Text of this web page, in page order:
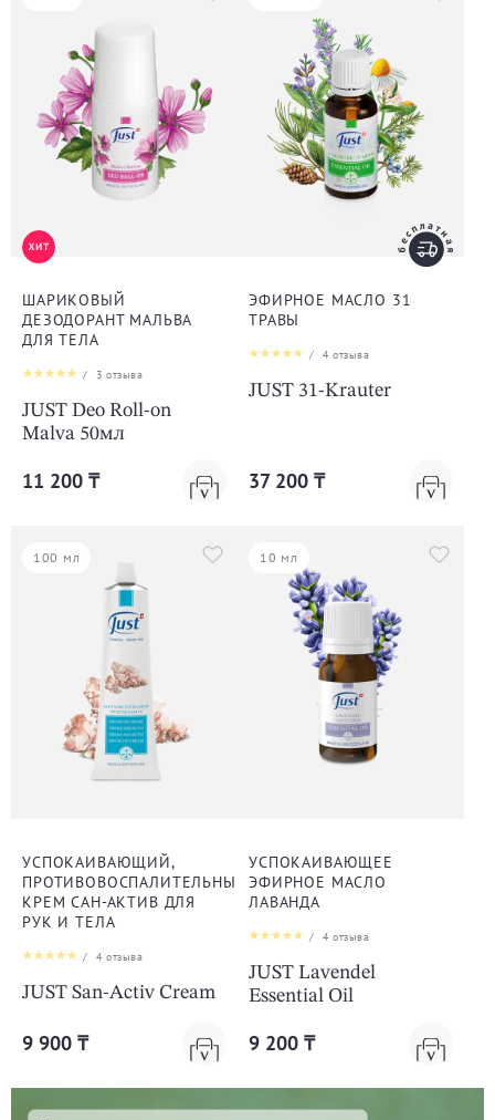
ШАРИКОВЫЙ
ДЕЗОДОРАНТ МАЛЬВА
ДЛЯ ТЕЛА
/ 3 отзыва
JUST Deo Roll-on
Malva 50мл
11 200 ₸
ЭФИРНОЕ МАСЛО 31
ТРАВЫ
/ 4отзыва
JUST 31-Krauter
37 200 ₸
100 мл
УСПОКАИВАЮЩИЙ,
ПРОТИВОВОСПАЛИТЕЛЬНЫЙ
КРЕМ САН-АКТИВ ДЛЯ
РУК И ТЕЛА
/ 4отзыва
JUST San-Activ Cream
9 900 ₸
10 мл
УСПОКАИВАЮЩЕЕ
ЭФИРНОЕ МАСЛО
ЛАВАНДА
/ 4отзыва
JUST Lavendel
Essential Oil
9 200 ₸